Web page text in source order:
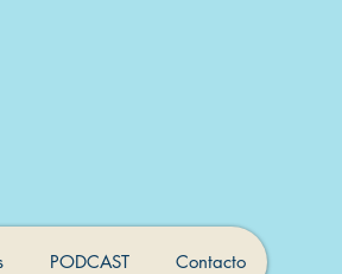
PODCAST Contacto